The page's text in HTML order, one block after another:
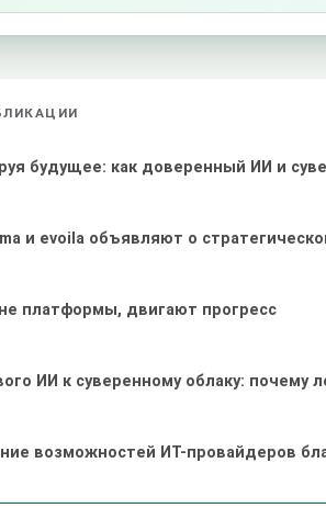
будущее: как доверенный ИИ и
и evoila объявляют о
платформы, двигают прогресс
ИИ к суверенному облаку:
возможностей ИТ-провайдеров